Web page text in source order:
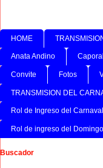
HOME
Anata Andino
Convite Fotos
TRANSMISION DEL
Rol de Ingreso del
Rol de ingreso del
Buscador